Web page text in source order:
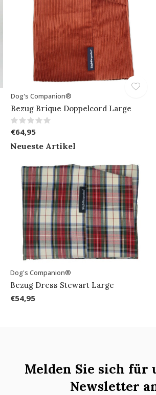
Dog's Companion®
Bezug Brique Doppelcord Large
€64,95
Neueste Artikel
Dog's Companion®
Bezug Dress Stewart Large
€54,95
Melden Sie sich für
Newsletter